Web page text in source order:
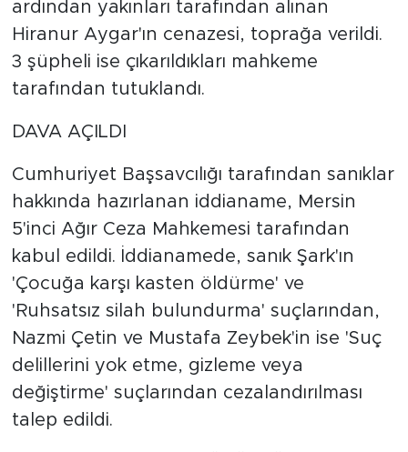
ardından yakınları tarafından alınan
Hiranur Aygar'ın cenazesi, toprağa verildi.
3 şüpheli ise çıkarıldıkları mahkeme
tarafından tutuklandı.
DAVA AÇILDI
Cumhuriyet Başsavcılığı tarafından sanıklar
hakkında hazırlanan iddianame, Mersin
5'inci Ağır Ceza Mahkemesi tarafından
kabul edildi. İddianamede, sanık Şark'ın
'Çocuğa karşı kasten öldürme' ve
'Ruhsatsız silah bulundurma' suçlarından,
Nazmi Çetin ve Mustafa Zeybek'in ise 'Suç
delillerini yok etme, gizleme veya
değiştirme' suçlarından cezalandırılması
talep edildi.